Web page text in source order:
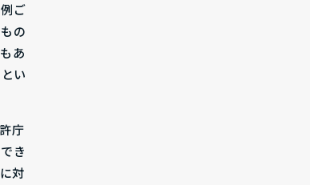
ご
の
あ
い
庁
き
対